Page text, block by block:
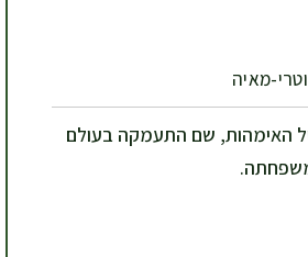
האימהות, שם התעמקה בעולם